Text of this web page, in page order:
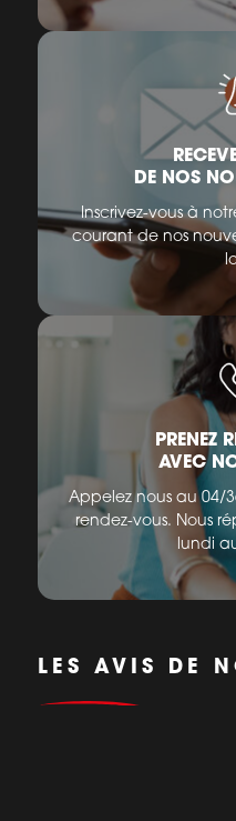
DE NOS
Inscrivez-vous à
courant de nos
PRENEZ
AVEC
Appelez nous au 04/
rendez-vous. Nous
lundi
LES AVIS DE